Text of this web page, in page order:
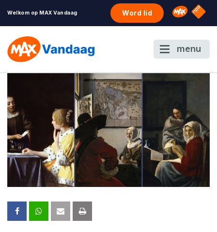
Welkom op MAX Vandaag Word lid Omroep
NPO
menu